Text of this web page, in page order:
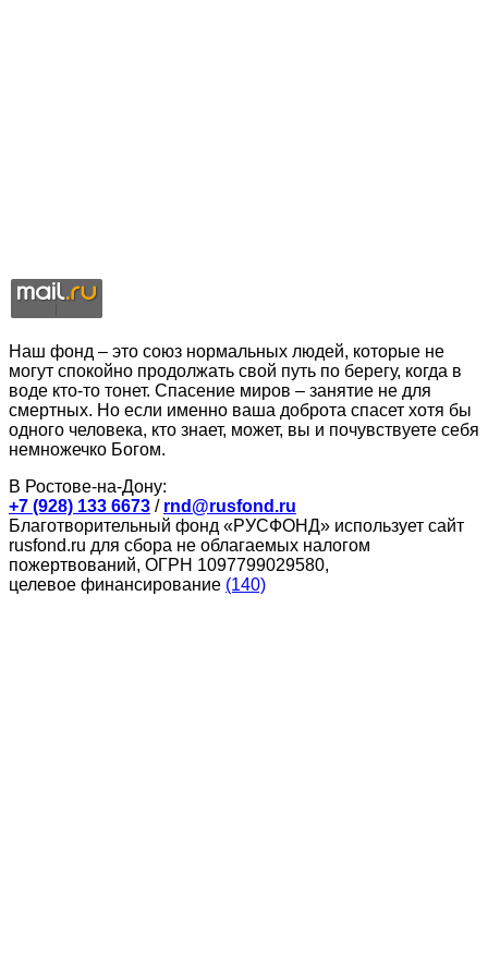
Наш фонд – это союз нормальных людей, которые не
могут спокойно продолжать свой путь по берегу, когда в
воде кто-то тонет. Спасение миров – занятие не для
смертных. Но если именно ваша доброта спасет хотя бы
одного человека, кто знает, может, вы и почувствуете себя
немножечко Богом.
В Ростове-на-Дону:
+7 (928) 133 6673 / rnd@rusfond.ru
Благотворительный фонд «РУСФОНД» использует сайт
rusfond.ru для сбора не облагаемых налогом
пожертвований, ОГРН 1097799029580,
целевое финансирование (140)